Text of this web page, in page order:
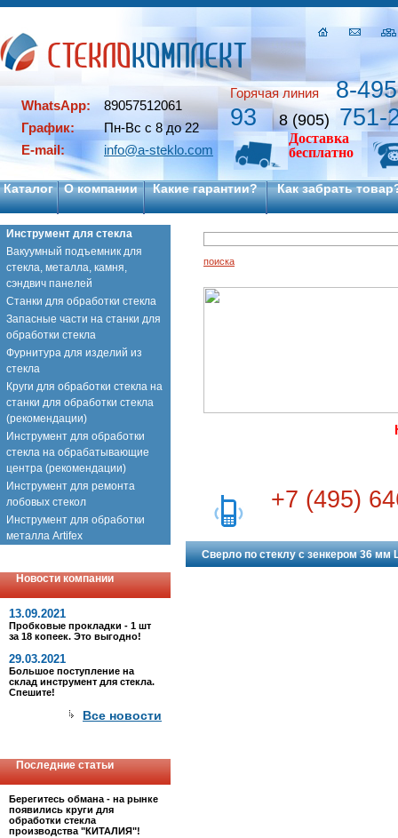
WhatsApp:
89057512061
График:
Пн-Вс с 8 до 22
E-mail:
info@a-steklo.com
Горячая линия
8-
93
8 (905) 751-
Доставка
бесплатно
Каталог О компании Какие гарантии? Как забрать
Инструмент для стекла
Вакуумный подъемник для
стекла, металла, камня,
сэндвич панелей
Станки для обработки стекла
Запасные части на станки для
обработки стекла
Фурнитура для изделий из
стекла
Круги для обработки стекла на
станки для обработки стекла
(рекомендации)
Инструмент для обработки
стекла на обрабатывающие
центра (рекомендации)
Инструмент для ремонта
лобовых стекол
Инструмент для обработки
металла Artifex
Новости компании
13.09.2021
Пробковые прокладки - 1 шт
за 18 копеек. Это выгодно!
29.03.2021
Большое поступление на
склад инструмент для стекла.
Спешите!
Все новости
Последние статьи
Берегитесь обмана - на рынке
появились круги для
обработки стекла
производства "КИТАЛИЯ"!
поиска
+7 (495)
Сверло по стеклу с зенкером 36 мм